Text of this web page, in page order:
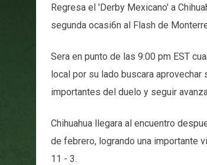
Regresa el 'Derby Mexicano' a
segunda ocasi6n al Flash de
Sera en punto de las 9:00 pm EST
local por su lado buscara
importantes del duelo y seguir
Chihuahua llegara al encuentro
de febrero, logrando una importante
11 - 3.